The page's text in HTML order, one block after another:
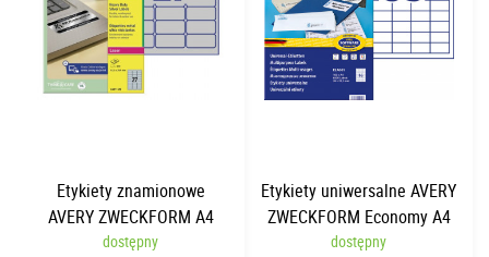
Etykiety znamionowe
AVERY ZWECKFORM A4
63.5 x 29.6mm | 20 arkuszy
dostępny
Etykiety uniwersalne AVERY
ZWECKFORM Economy A4
38 x 21.2mm | 100 arkuszy
dostępny